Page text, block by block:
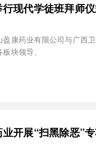
现代学徒班拜师
康药业有限公司与广西
块领导、
开展“扫黑除恶”